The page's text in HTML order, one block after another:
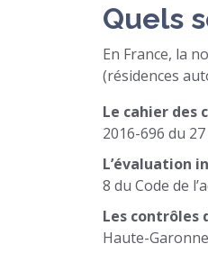
Quels
En France, la
(résidences
Le cahier des
2016-696 du
L’évaluation
8 du Code de
Les contrôles
Haute-